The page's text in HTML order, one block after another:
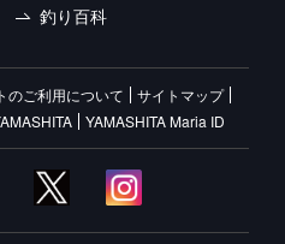
釣り百科
のご利用について
サイトマップ
YAMASHITA Maria ID